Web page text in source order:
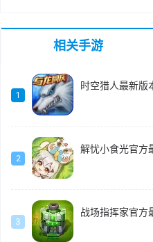
相关手游
1
时空猎人最新版
2
解忧小食光官方
3
战场指挥家官方